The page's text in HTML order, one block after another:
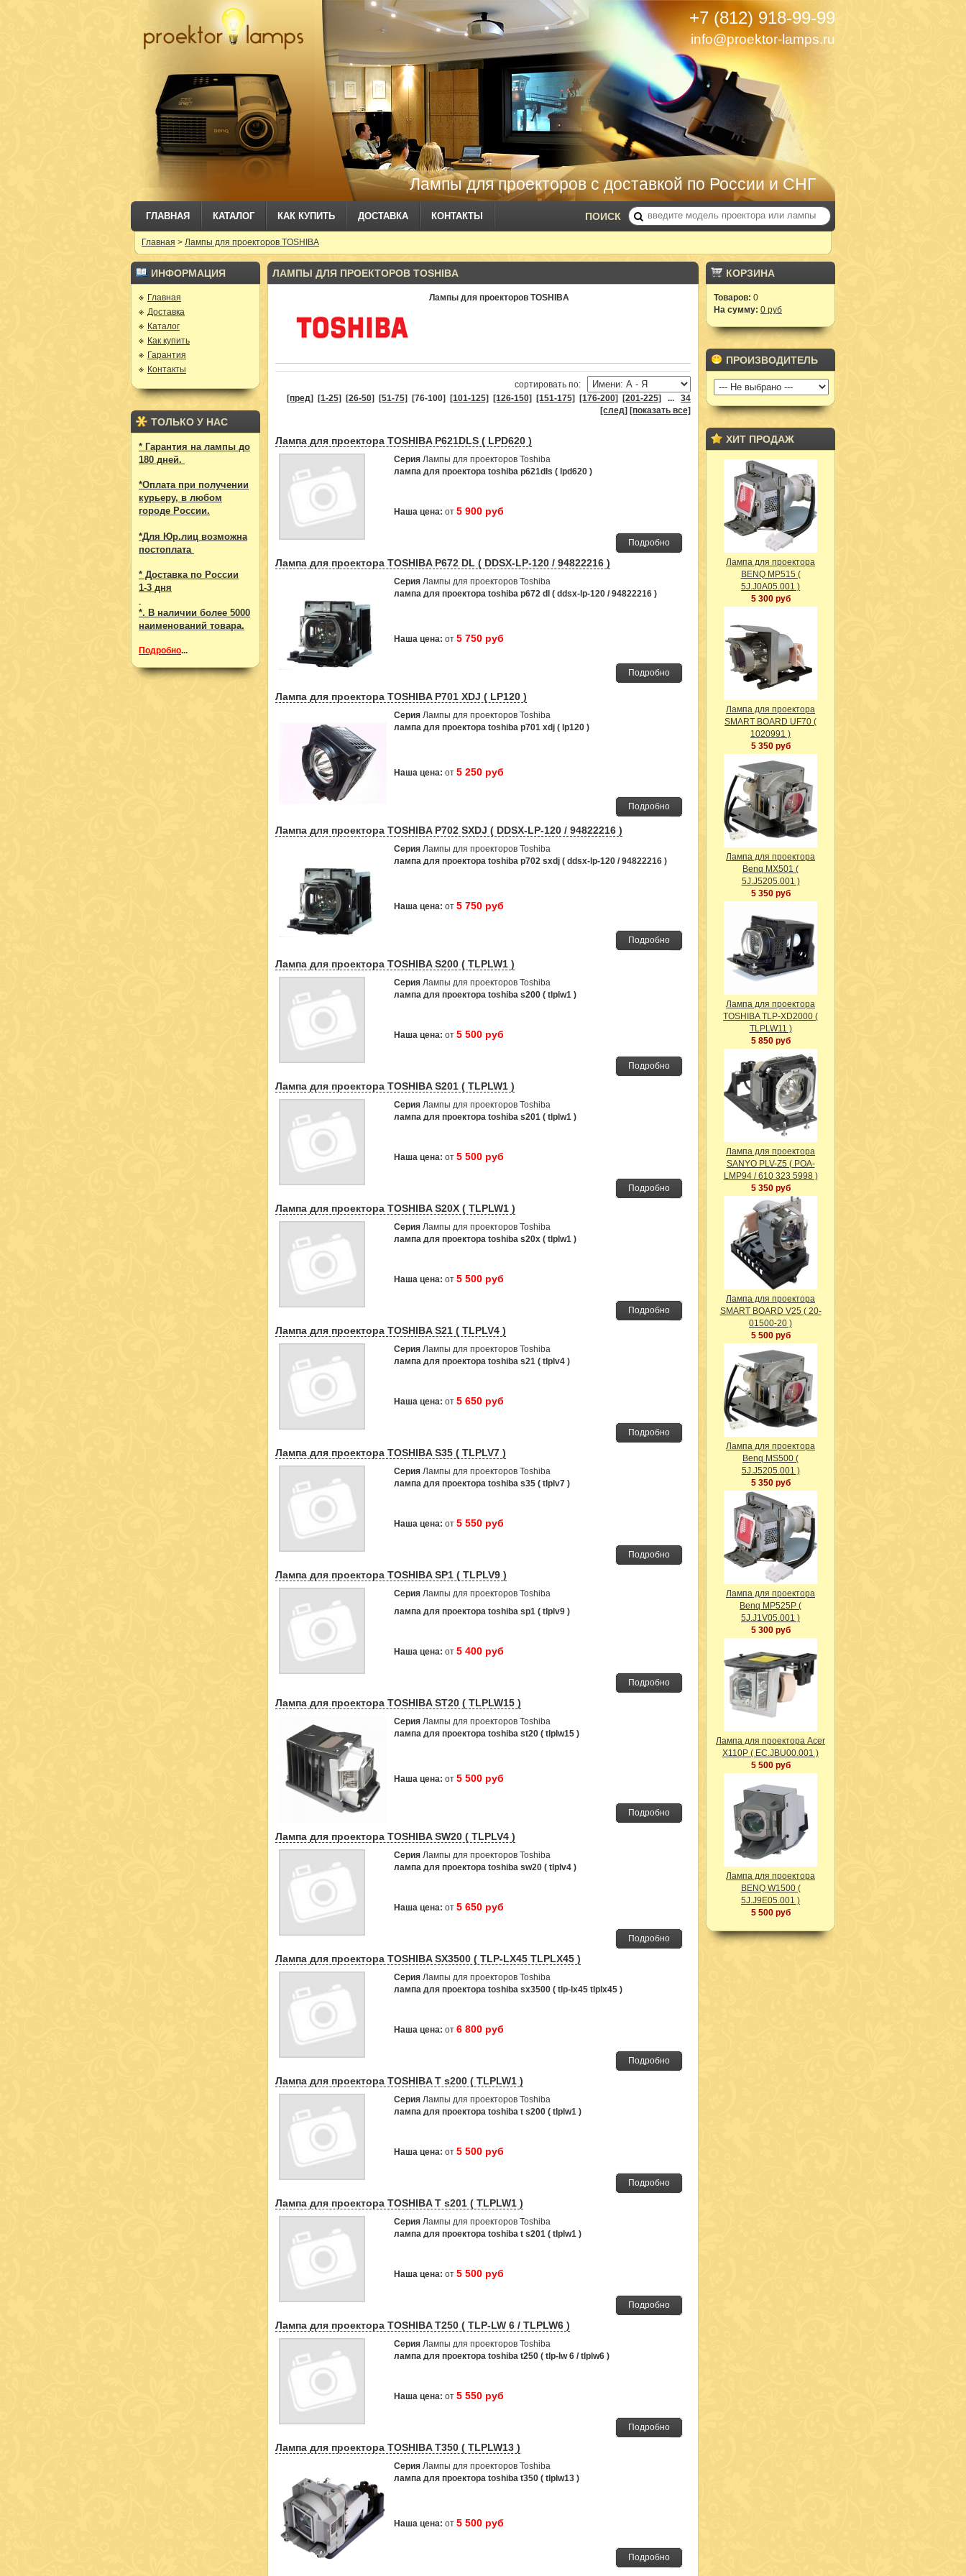
Лампы для проекторов с доставкой по России и СНГ
+7 (812) 918-99-99
info@proektor-lamps.ru
ГЛАВНАЯ КАТАЛОГ КАК КУПИТЬ ДОСТАВКА КОНТАКТЫ ПОИСК
Главная > Лампы для проекторов TOSHIBA
ИНФОРМАЦИЯ
Главная
Доставка
Каталог
Как купить
Гарантия
Контакты
ТОЛЬКО У НАС
* Гарантия на лампы до
180 дней.
*Оплата при получении
курьеру, в любом
городе России.
*Для Юр.лиц возможна
постоплата
* Доставка по России
1-3 дня
*. В наличии более 5000
наименований товара.
Подробно...
ЛАМПЫ ДЛЯ ПРОЕКТОРОВ TOSHIBA
Лампы для проекторов TOSHIBA
cортировать по:
[пред]
[1-25] [26-50] [51-75] [76-100] [101-125] [126-150] [151-175] [176-200] [201-225] ... 34
[след] [показать все]
Лампа для проектора TOSHIBA P621DLS ( LPD620 )
Серия Лампы для проекторов Toshiba
лампа для проектора toshiba p621dls ( lpd620 )
Наша цена: от 5 900 руб
Подробно
Лампа для проектора TOSHIBA P672 DL ( DDSX-LP-120 / 94822216 )
Серия Лампы для проекторов Toshiba
лампа для проектора toshiba p672 dl ( ddsx-lp-120 / 94822216 )
Наша цена: от 5 750 руб
Подробно
Лампа для проектора TOSHIBA P701 XDJ ( LP120 )
Серия Лампы для проекторов Toshiba
лампа для проектора toshiba p701 xdj ( lp120 )
Наша цена: от 5 250 руб
Подробно
Лампа для проектора TOSHIBA P702 SXDJ ( DDSX-LP-120 / 94822216 )
Серия Лампы для проекторов Toshiba
лампа для проектора toshiba p702 sxdj ( ddsx-lp-120 / 94822216 )
Наша цена: от 5 750 руб
Подробно
Лампа для проектора TOSHIBA S200 ( TLPLW1 )
Серия Лампы для проекторов Toshiba
лампа для проектора toshiba s200 ( tlplw1 )
Наша цена: от 5 500 руб
Подробно
Лампа для проектора TOSHIBA S201 ( TLPLW1 )
Серия Лампы для проекторов Toshiba
лампа для проектора toshiba s201 ( tlplw1 )
Наша цена: от 5 500 руб
Подробно
Лампа для проектора TOSHIBA S20X ( TLPLW1 )
Серия Лампы для проекторов Toshiba
лампа для проектора toshiba s20x ( tlplw1 )
Наша цена: от 5 500 руб
Подробно
Лампа для проектора TOSHIBA S21 ( TLPLV4 )
Серия Лампы для проекторов Toshiba
лампа для проектора toshiba s21 ( tlplv4 )
Наша цена: от 5 650 руб
Подробно
Лампа для проектора TOSHIBA S35 ( TLPLV7 )
Серия Лампы для проекторов Toshiba
лампа для проектора toshiba s35 ( tlplv7 )
Наша цена: от 5 550 руб
Подробно
Лампа для проектора TOSHIBA SP1 ( TLPLV9 )
Серия Лампы для проекторов Toshiba
лампа для проектора toshiba sp1 ( tlplv9 )
Наша цена: от 5 400 руб
Подробно
Лампа для проектора TOSHIBA ST20 ( TLPLW15 )
Серия Лампы для проекторов Toshiba
лампа для проектора toshiba st20 ( tlplw15 )
Наша цена: от 5 500 руб
Подробно
Лампа для проектора TOSHIBA SW20 ( TLPLV4 )
Серия Лампы для проекторов Toshiba
лампа для проектора toshiba sw20 ( tlplv4 )
Наша цена: от 5 650 руб
Подробно
Лампа для проектора TOSHIBA SX3500 ( TLP-LX45 TLPLX45 )
Серия Лампы для проекторов Toshiba
лампа для проектора toshiba sx3500 ( tlp-lx45 tlplx45 )
Наша цена: от 6 800 руб
Подробно
Лампа для проектора TOSHIBA T s200 ( TLPLW1 )
Серия Лампы для проекторов Toshiba
лампа для проектора toshiba t s200 ( tlplw1 )
Наша цена: от 5 500 руб
Подробно
Лампа для проектора TOSHIBA T s201 ( TLPLW1 )
Серия Лампы для проекторов Toshiba
лампа для проектора toshiba t s201 ( tlplw1 )
Наша цена: от 5 500 руб
Подробно
Лампа для проектора TOSHIBA T250 ( TLP-LW 6 / TLPLW6 )
Серия Лампы для проекторов Toshiba
лампа для проектора toshiba t250 ( tlp-lw 6 / tlplw6 )
Наша цена: от 5 550 руб
Подробно
Лампа для проектора TOSHIBA T350 ( TLPLW13 )
Серия Лампы для проекторов Toshiba
лампа для проектора toshiba t350 ( tlplw13 )
Наша цена: от 5 500 руб
Подробно
КОРЗИНА
Товаров: 0
На сумму: 0 руб
ПРОИЗВОДИТЕЛЬ
ХИТ ПРОДАЖ
Лампа для проектора
BENQ MP515 (
5J.J0A05.001 )
5 300 руб
Лампа для проектора
SMART BOARD UF70 (
1020991 )
5 350 руб
Лампа для проектора
Benq MX501 (
5J.J5205.001 )
5 350 руб
Лампа для проектора
TOSHIBA TLP-XD2000 (
TLPLW11 )
5 850 руб
Лампа для проектора
SANYO PLV-Z5 ( POA-
LMP94 / 610 323 5998 )
5 350 руб
Лампа для проектора
SMART BOARD V25 ( 20-
01500-20 )
5 500 руб
Лампа для проектора
Benq MS500 (
5J.J5205.001 )
5 350 руб
Лампа для проектора
Benq MP525P (
5J.J1V05.001 )
5 300 руб
Лампа для проектора Acer
X110P ( EC.JBU00.001 )
5 500 руб
Лампа для проектора
BENQ W1500 (
5J.J9E05.001 )
5 500 руб